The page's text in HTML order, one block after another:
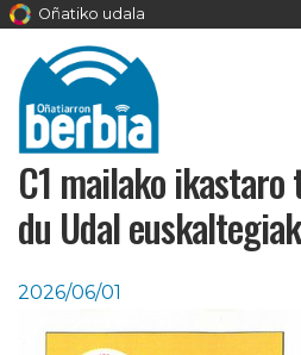
Oñatiko udala
C1 mailako
du Udal euskaltegiak
2026/06/01